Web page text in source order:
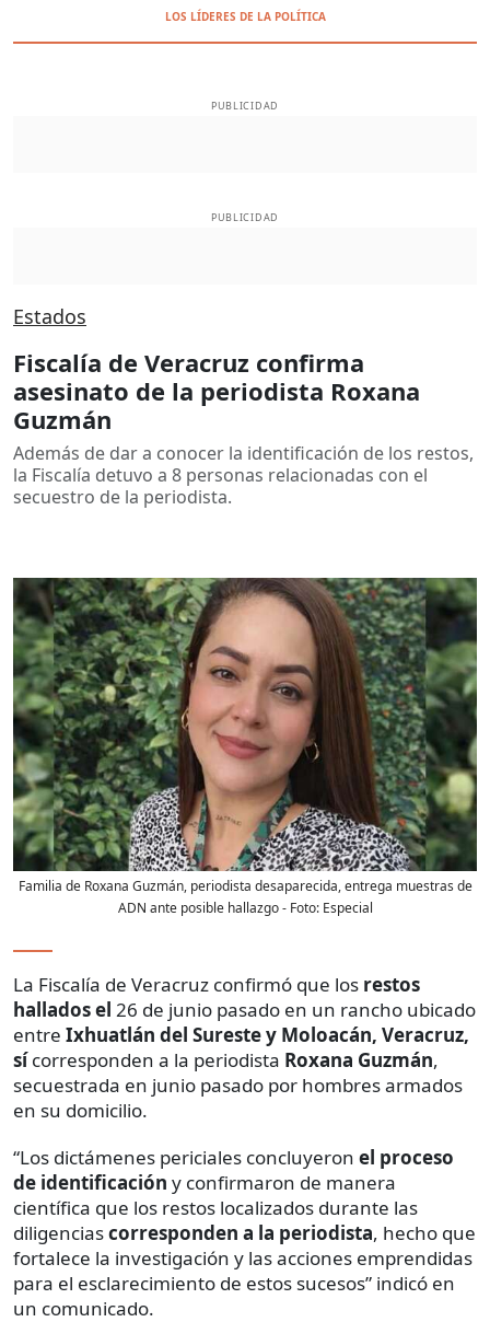
LOS LÍDERES DE LA POLÍTICA
PUBLICIDAD
PUBLICIDAD
Estados
Fiscalía de Veracruz confirma
asesinato de la periodista Roxana
Guzmán
Además de dar a conocer la identificación de los restos,
la Fiscalía detuvo a 8 personas relacionadas con el
secuestro de la periodista.
Familia de Roxana Guzmán, periodista desaparecida, entrega muestras de
ADN ante posible hallazgo- Foto: Especial
La Fiscalía de Veracruz confirmó que los restos
hallados el 26 de junio pasado en un rancho ubicado
entre Ixhuatlán del Sureste y Moloacán, Veracruz,
sícorresponden a la periodista Roxana Guzmán,
secuestrada en junio pasado por hombres armados
en su domicilio.
“Los dictámenes periciales concluyeron el proceso
de identificación y confirmaron de manera
científica que los restos localizados durante las
diligenciascorresponden a la periodista, hecho que
fortalece la investigación y las acciones emprendidas
para el esclarecimiento de estos sucesos” indicó en
un comunicado.